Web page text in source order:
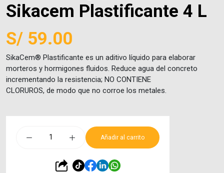
Sikacem Plastificante 4 L
S/ 59.00
SikaCem® Plastificante es un aditivo líquido para elaborar
morteros y hormigones fluidos. Reduce agua del concreto
incrementando la resistencia; NO CONTIENE
CLORUROS, de modo que no corroe los metales.
Añadir al carrito